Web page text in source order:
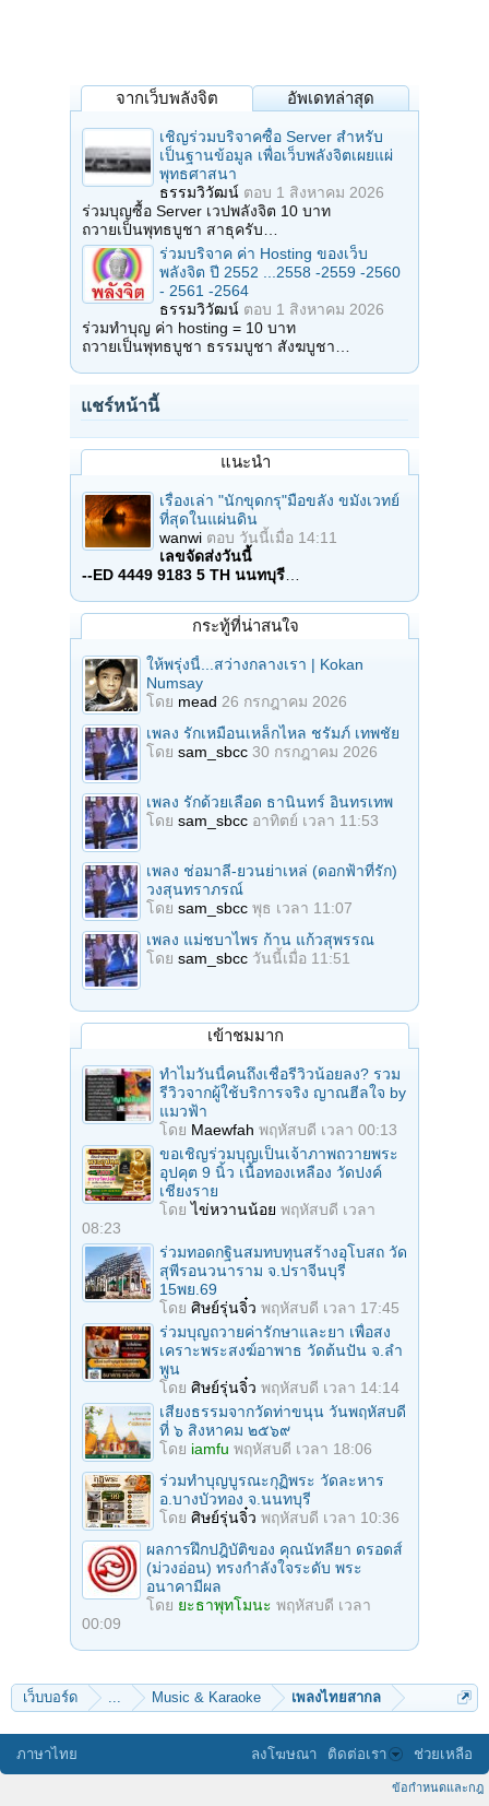
จากเว็บพลังจิต อัพเดทล่าสุด
เชิญร่วมบริจาคซื้อ Server สำหรับ
เป็นฐานข้อมูล เพื่อเว็บพลังจิตเผยแผ่
พุทธศาสนา
ธรรมวิวัฒน์ ตอบ 1 สิงหาคม 2026
ร่วมบุญซื้อ Server เวปพลังจิต 10 บาท
ถวายเป็นพุทธบูชา สาธุครับ…
ร่วมบริจาค ค่า Hosting ของเว็บ
พลังจิต ปี 2552 ...2558 -2559 -2560
- 2561 -2564
ธรรมวิวัฒน์ ตอบ 1 สิงหาคม 2026
ร่วมทำบุญ ค่า hosting = 10 บาท
ถวายเป็นพุทธบูชา ธรรมบูชา สังฆบูชา…
แชร์หน้านี้
แนะนำ
เรื่องเล่า "นักขุดกรุ"มือขลัง ขมังเวทย์
ที่สุดในแผ่นดิน
wanwi ตอบ วันนี้เมื่อ 14:11
เลขจัดส่งวันนี้
--ED 4449 9183 5 TH นนทบุรี…
กระทู้ที่น่าสนใจ
ให้พรุ่งนี้...สว่างกลางเรา | Kokan
Numsay
โดย mead 26 กรกฎาคม 2026
เพลง รักเหมือนเหล็กไหล ชรัมภ์ เทพชัย
โดย sam_sbcc 30 กรกฎาคม 2026
เพลง รักด้วยเลือด ธานินทร์ อินทรเทพ
โดย sam_sbcc อาทิตย์ เวลา 11:53
เพลง ช่อมาลี-ยวนย่าเหล่ (ดอกฟ้าที่รัก)
วงสุนทราภรณ์
โดย sam_sbcc พุธ เวลา 11:07
เพลง แม่ชบาไพร ก้าน แก้วสุพรรณ
โดย sam_sbcc วันนี้เมื่อ 11:51
เข้าชมมาก
ทำไมวันนี้คนถึงเชื่อรีวิวน้อยลง? รวม
รีวิวจากผู้ใช้บริการจริง ญาณฮีลใจ by
แมวฟ้า
โดย Maewfah พฤหัสบดี เวลา 00:13
ขอเชิญร่วมบุญเป็นเจ้าภาพถวายพระ
อุปคุต 9 นิ้ว เนื้อทองเหลือง วัดปงค์
เชียงราย
โดยไข่หวานน้อย พฤหัสบดี เวลา
08:23
ร่วมทอดกฐินสมทบทุนสร้างอุโบสถ วัด
สุพีรอนวนาราม จ.ปราจีนบุรี
15พย.69
โดย ศิษย์รุ่นจิ๋ว พฤหัสบดี เวลา 17:45
ร่วมบุญถวายค่ารักษาและยา เพื่อสง
เคราะพระสงฆ์อาพาธ วัดต้นปัน จ.ลํา
พูน
โดย ศิษย์รุ่นจิ๋ว พฤหัสบดี เวลา 14:14
เสียงธรรมจากวัดท่าขนุน วันพฤหัสบดี
ที่ ๖ สิงหาคม ๒๕๖๙
โดย iamfu พฤหัสบดี เวลา 18:06
ร่วมทําบุญบูรณะกุฏิพระ วัดละหาร
อ.บางบัวทอง จ.นนทบุรี
โดย ศิษย์รุ่นจิ๋ว พฤหัสบดี เวลา 10:36
ผลการฝึกปฎิบัติของ คุณนัทลียา ดรอดส์
(ม่วงอ่อน) ทรงกำลังใจระดับ พระ
อนาคามีผล
โดย ยะธาพุทโมนะ พฤหัสบดี เวลา
00:09
เว็บบอร์ด ... Music & Karaoke เพลงไทยสากล
ภาษาไทย ลงโฆษณา ติดต่อเรา ช่วยเหลือ
ข้อกำหนดและกฎ